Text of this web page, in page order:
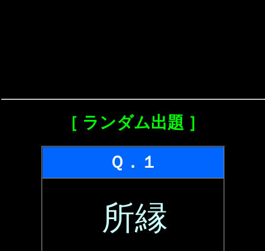
［ ランダム出題 ］
Ｑ．１
所縁